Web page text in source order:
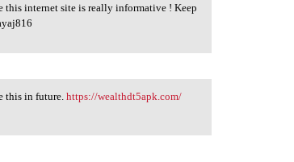
this internet site is really informative ! Keep
this in future.https://wealthdt5apk.com/